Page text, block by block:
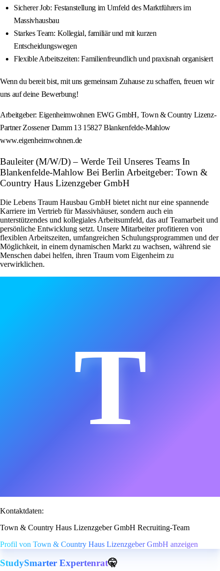
Sicherer Job: Festanstellung im Umfeld des Marktführers im
Massivhausbau
Starkes Team: Kollegial, familiär und mit kurzen
Entscheidungswegen
Flexible Arbeitszeiten: Familienfreundlich und praxisnah organisiert
Wenn du bereit bist, mit uns gemeinsam Zuhause zu schaffen, freuen wir
uns auf deine Bewerbung!
Arbeitgeber: Eigenheimwohnen EWG GmbH, Town & Country Lizenz-
Partner Zossener Damm 13 15827 Blankenfelde-Mahlow
www.eigenheimwohnen.de
Bauleiter (M/W/D) – Werde Teil Unseres Teams In
Blankenfelde-Mahlow Bei Berlin Arbeitgeber: Town &
Country Haus Lizenzgeber GmbH
Die Lebens Traum Hausbau GmbH bietet nicht nur eine spannende
Karriere im Vertrieb für Massivhäuser, sondern auch ein
unterstützendes und kollegiales Arbeitsumfeld, das auf Teamarbeit und
persönliche Entwicklung setzt. Unsere Mitarbeiter profitieren von
flexiblen Arbeitszeiten, umfangreichen Schulungsprogrammen und der
Möglichkeit, in einem dynamischen Markt zu wachsen, während sie
Menschen dabei helfen, ihren Traum vom Eigenheim zu
verwirklichen.
T
Kontaktdaten:
Town & Country Haus Lizenzgeber GmbH Recruiting-Team
Profil von Town & Country Haus Lizenzgeber GmbH anzeigen
StudySmarter Expertenrat🤫